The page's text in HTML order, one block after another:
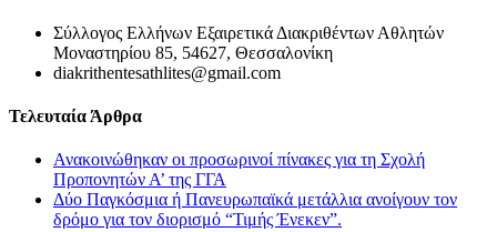
Σύλλογος Ελλήνων Εξαιρετικά Διακριθέντων Αθλητών
Μοναστηρίου 85, 54627, Θεσσαλονίκη
diakrithentesathlites@gmail.com
Τελευταία Άρθρα
Ανακοινώθηκαν οι προσωρινοί πίνακες για τη Σχολή
Προπονητών Α’ της ΓΓΑ
Δύο Παγκόσμια ή Πανευρωπαϊκά μετάλλια ανοίγουν τον
δρόμο για τον διορισμό “Τιμής Ένεκεν”.